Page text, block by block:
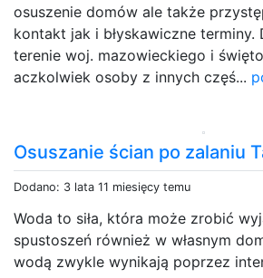
osuszenie domów ale także
kontakt jak i błyskawiczne terminy.
terenie woj. mazowieckiego i
aczkolwiek osoby z innych częś...
Osuszanie ścian po zalaniu
Dodano: 3 lata 11 miesięcy temu
Woda to siła, która może zrobić
spustoszeń również w własnym
wodą zwykle wynikają poprzez